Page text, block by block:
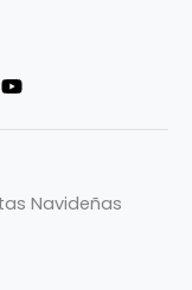
Navideñas